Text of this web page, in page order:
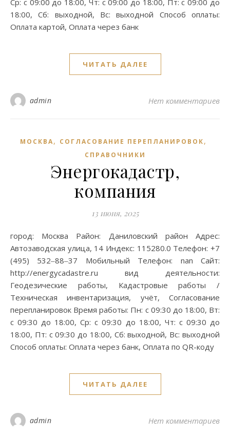
18:00, Сб: выходной, Вс: выходной Способ оплаты:
Оплата картой, Оплата через банк
ЧИТАТЬ ДАЛЕЕ
admin Нет комментариев
МОСКВА, СОГЛАСОВАНИЕ ПЕРЕПЛАНИРОВОК,
СПРАВОЧНИКИ
Энергокадастр,
компания
13 июня, 2025
город: Москва Район: Даниловский район Адрес:
Автозаводская улица, 14 Индекс: 115280.0 Телефон: +7
(495) 532‒88‒37 Мобильный Телефон: nan Сайт:
http://energycadastre.ru вид деятельности:
Геодезические работы, Кадастровые работы /
Техническая инвентаризация, учёт, Согласование
перепланировок Время работы: Пн: с 09:30 до 18:00, Вт:
с 09:30 до 18:00, Ср: с 09:30 до 18:00, Чт: с 09:30 до
18:00, Пт: с 09:30 до 18:00, Сб: выходной, Вс: выходной
Способ оплаты: Оплата через банк, Оплата по QR-коду
ЧИТАТЬ ДАЛЕЕ
admin Нет комментариев